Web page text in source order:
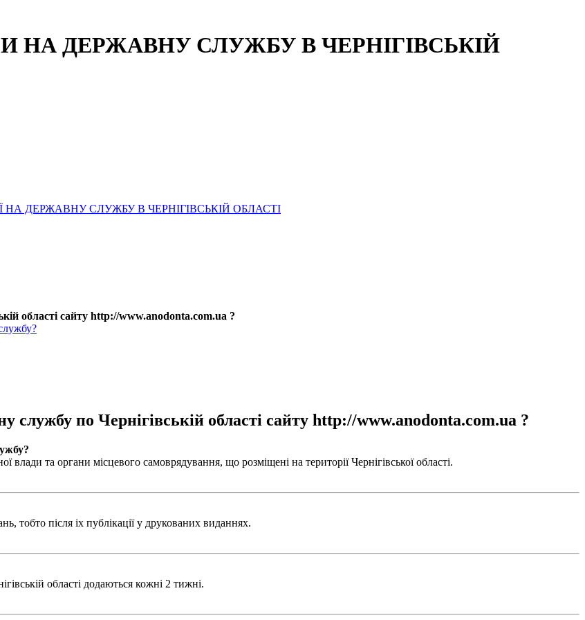
ДЕРЖАВНУ СЛУЖБУ В ЧЕРНІГІВСЬКІЙ
ДЕРЖАВНУ СЛУЖБУ В ЧЕРНІГІВСЬКІЙ ОБЛАСТІ
області сайту http://www.anodonta.com.ua ?
службу по Чернігівській області сайту http://www.anodonta.com.ua ?
та органи місцевого самоврядування, що розміщені на території Чернігівської області.
тобто після іх публікації у друкованих виданнях.
області додаються кожні 2 тижні.